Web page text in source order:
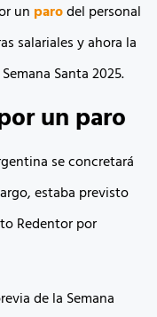
un parodel personal
salariales y ahora la
Santa 2025.
un paro
se concretará
estaba previsto
Redentor por
de la Semana